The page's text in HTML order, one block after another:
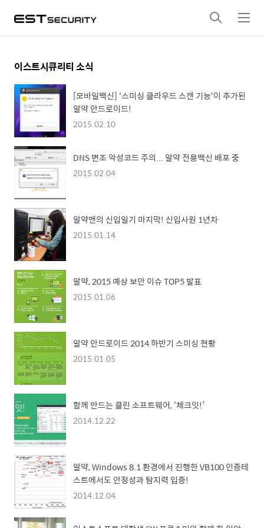
검
색
메
뉴
이스트시큐리티 소식
[모바일백신] '스미싱 클라우드 스캔 기능'이 추가된
알약 안드로이드!
2015.02.10
DNS 변조 악성코드 주의... 알약 전용백신 배포 중
2015.02.04
알약맨의 신입일기 마지막! 신입사원 1년차
2015.01.14
알약, 2015 예상 보안 이슈 TOP5 발표
2015.01.06
알약 안드로이드 2014 하반기 스미싱 현황
2015.01.05
함께 만드는 클린 소프트웨어, ‘체크잇!’
2014.12.22
알약, Windows 8.1 환경에서 진행한 VB100 인증테
스트에서도 안정성과 탐지력 입증!
2014.12.04